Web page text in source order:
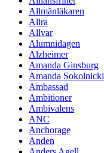
Allmänläkaren
Allra
Allvar
Alumnidagen
Alzheimer
Amanda Ginsburg
Amanda Sokolnicki
Ambassad
Ambitioner
Ambivalens
ANC
Anchorage
Anden